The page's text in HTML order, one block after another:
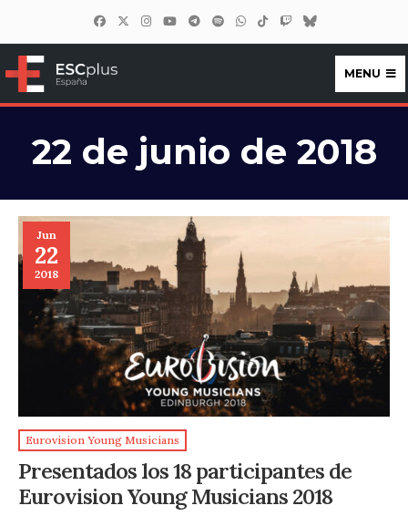
ESCplus España
MENU
22 de junio de 2018
Jun
22
2018
Eurovision Young Musicians
Presentados los 18 participantes de
Eurovision Young Musicians 2018